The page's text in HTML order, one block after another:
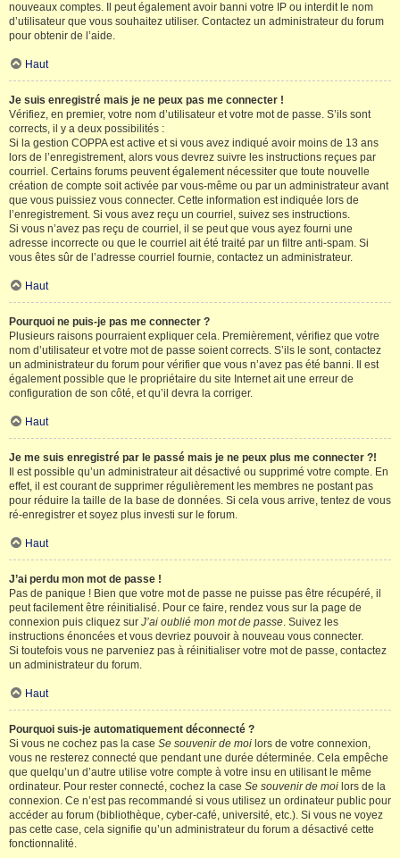
nouveaux comptes. Il peut également avoir banni votre IP ou interdit le nom
d’utilisateur que vous souhaitez utiliser. Contactez un administrateur du forum
pour obtenir de l’aide.
Haut
Je suis enregistré mais je ne peux pas me connecter !
Vérifiez, en premier, votre nom d’utilisateur et votre mot de passe. S’ils sont
corrects, il y a deux possibilités :
Si la gestion COPPA est active et si vous avez indiqué avoir moins de 13 ans
lors de l’enregistrement, alors vous devrez suivre les instructions reçues par
courriel. Certains forums peuvent également nécessiter que toute nouvelle
création de compte soit activée par vous-même ou par un administrateur avant
que vous puissiez vous connecter. Cette information est indiquée lors de
l’enregistrement. Si vous avez reçu un courriel, suivez ses instructions.
Si vous n’avez pas reçu de courriel, il se peut que vous ayez fourni une
adresse incorrecte ou que le courriel ait été traité par un filtre anti-spam. Si
vous êtes sûr de l’adresse courriel fournie, contactez un administrateur.
Haut
Pourquoi ne puis-je pas me connecter ?
Plusieurs raisons pourraient expliquer cela. Premièrement, vérifiez que votre
nom d’utilisateur et votre mot de passe soient corrects. S’ils le sont, contactez
un administrateur du forum pour vérifier que vous n’avez pas été banni. Il est
également possible que le propriétaire du site Internet ait une erreur de
configuration de son côté, et qu’il devra la corriger.
Haut
Je me suis enregistré par le passé mais je ne peux plus me connecter ?!
Il est possible qu’un administrateur ait désactivé ou supprimé votre compte. En
effet, il est courant de supprimer régulièrement les membres ne postant pas
pour réduire la taille de la base de données. Si cela vous arrive, tentez de vous
ré-enregistrer et soyez plus investi sur le forum.
Haut
J’ai perdu mon mot de passe !
Pas de panique ! Bien que votre mot de passe ne puisse pas être récupéré, il
peut facilement être réinitialisé. Pour ce faire, rendez vous sur la page de
connexion puis cliquez sur J’ai oublié mon mot de passe. Suivez les
instructions énoncées et vous devriez pouvoir à nouveau vous connecter.
Si toutefois vous ne parveniez pas à réinitialiser votre mot de passe, contactez
un administrateur du forum.
Haut
Pourquoi suis-je automatiquement déconnecté ?
Si vous ne cochez pas la case Se souvenir de moi lors de votre connexion,
vous ne resterez connecté que pendant une durée déterminée. Cela empêche
que quelqu’un d’autre utilise votre compte à votre insu en utilisant le même
ordinateur. Pour rester connecté, cochez la case Se souvenir de moi lors de la
connexion. Ce n’est pas recommandé si vous utilisez un ordinateur public pour
accéder au forum (bibliothèque, cyber-café, université, etc.). Si vous ne voyez
pas cette case, cela signifie qu’un administrateur du forum a désactivé cette
fonctionnalité.